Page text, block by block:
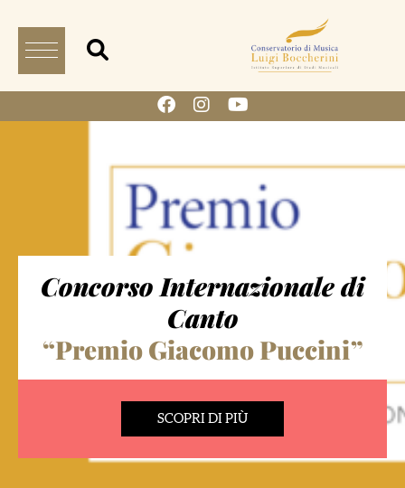
Concorso Internazionale di
Canto
“Premio Giacomo Puccini”
SCOPRI DI PIÙ